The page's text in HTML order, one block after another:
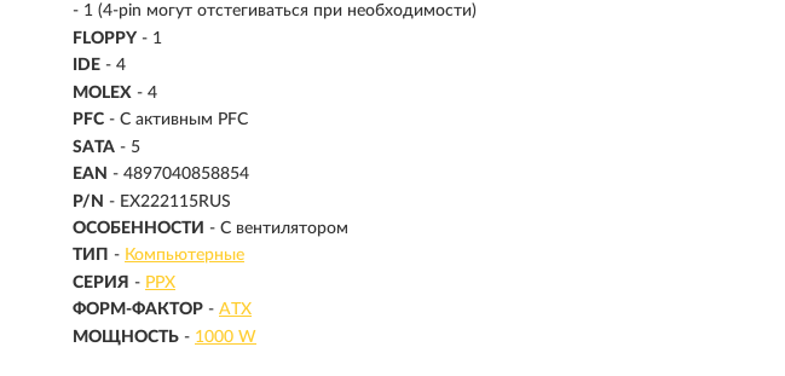
- 1 (4-pin могут отстегиваться при необxодимости)
FLOPPY - 1
IDE - 4
MOLEX - 4
PFC - С активным PFC
SATA - 5
EAN - 4897040858854
P/N - EX222115RUS
ОСОБЕННОСТИ - С вентилятором
ТИП - Компьютерные
СЕРИЯ - PPX
ФОРМ-ФАКТОР - ATX
МОЩНОСТЬ - 1000 W